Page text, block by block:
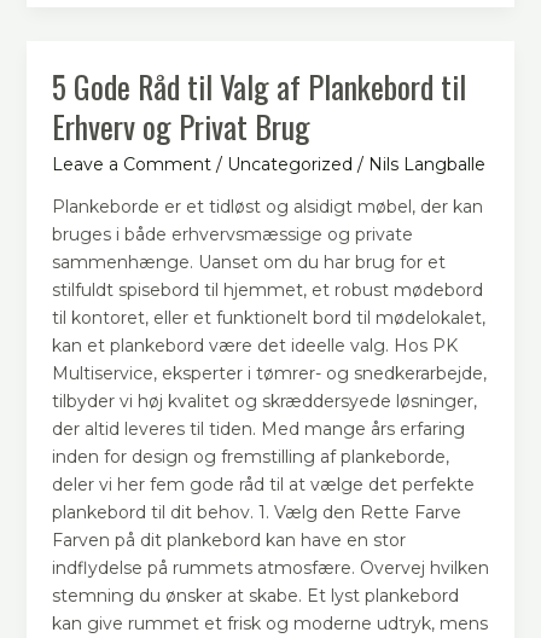
5 Gode Råd til Valg af Plankebord til
Erhverv og Privat Brug
Leave a Comment / Uncategorized / Nils Langballe
Plankeborde er et tidløst og alsidigt møbel, der kan
bruges i både erhvervsmæssige og private
sammenhænge. Uanset om du har brug for et
stilfuldt spisebord til hjemmet, et robust mødebord
til kontoret, eller et funktionelt bord til mødelokalet,
kan et plankebord være det ideelle valg. Hos PK
Multiservice, eksperter i tømrer- og snedkerarbejde,
tilbyder vi høj kvalitet og skræddersyede løsninger,
der altid leveres til tiden. Med mange års erfaring
inden for design og fremstilling af plankeborde,
deler vi her fem gode råd til at vælge det perfekte
plankebord til dit behov. 1. Vælg den Rette Farve
Farven på dit plankebord kan have en stor
indflydelse på rummets atmosfære. Overvej hvilken
stemning du ønsker at skabe. Et lyst plankebord
kan give rummet et frisk og moderne udtryk, mens
5
Gode
Råd
til
af
Plankebord
til
Erhverv
og
Privat
Brug